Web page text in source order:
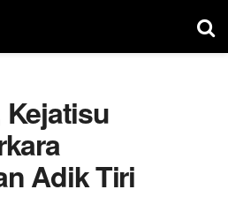
Kejatisu
Adik Tiri